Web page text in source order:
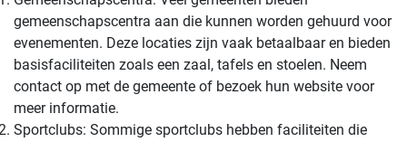
gemeenschapscentra aan die kunnen worden gehuurd voor
evenementen. Deze locaties zijn vaak betaalbaar en bieden
basisfaciliteiten zoals een zaal, tafels en stoelen. Neem
contact op met de gemeente of bezoek hun website voor
meer informatie.
Sportclubs: Sommige sportclubs hebben faciliteiten die